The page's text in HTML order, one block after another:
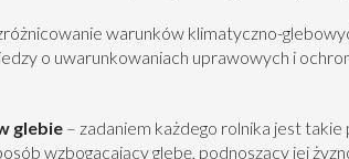
warunków klimatyczno-
o uwarunkowaniach uprawowych i
glebie– zadaniem każdego rolnika jest takie
wzbogacający glebę, podnoszący jej